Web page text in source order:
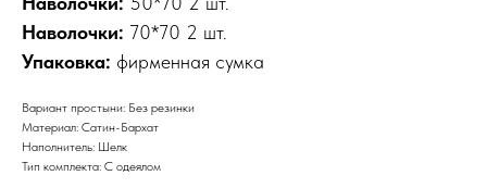
Наволочки: 70*70 2 шт.
Упаковка: фирменная сумка
Вариант простыни: Без резинки
Материал: Сатин-Бархат
Наполнитель: Шелк
Тип комплекта: С одеялом